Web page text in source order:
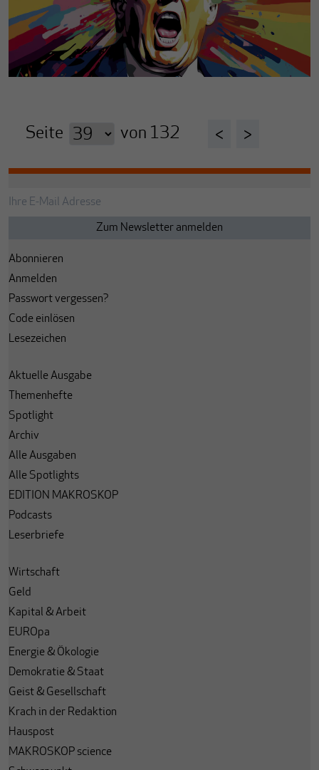
Seite von 132 < >
Abonnieren
Anmelden
Passwort vergessen?
Code einlösen
Lesezeichen
Aktuelle Ausgabe
Themenhefte
Spotlight
Archiv
Alle Ausgaben
Alle Spotlights
EDITION MAKROSKOP
Podcasts
Leserbriefe
Wirtschaft
Geld
Kapital & Arbeit
EUROpa
Energie & Ökologie
Demokratie & Staat
Geist & Gesellschaft
Krach in der Redaktion
Hauspost
MAKROSKOP science